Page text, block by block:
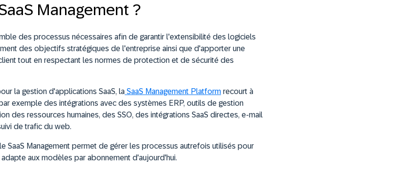
Management ?
des processus nécessaires afin de garantir l'extensibilité des logiciels
des objectifs stratégiques de l'entreprise ainsi que d'apporter une
tout en respectant les normes de protection et de sécurité des
la gestion d'applications SaaS, la SaaS Management Platform recourt à
exemple des intégrations avec des systèmes ERP, outils de gestion
des ressources humaines, des SSO, des intégrations SaaS directes, e-mail
de trafic du web.
SaaS Management permet de gérer les processus autrefois utilisés pour
aux modèles par abonnement d'aujourd'hui.